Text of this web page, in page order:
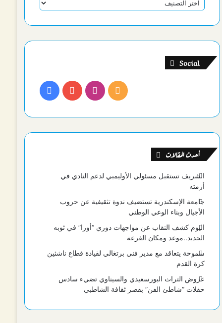
Social
فيسبوكيوتيوبانستقرامملخص
أحدث المقالات
الشريف تستقبل مسئولي الأوليمبي لدعم النادي في
أزمته
جامعة الإسكندرية تستضيف ندوة تثقيفية عن حروب
الأجيال وبناء الوعي الوطني
اليوم كشف النقاب عن مواجهات دوري “أورا” في ثوبه
الجديد..موعد ومكان القرعة
سموحة يتعاقد مع مدير فني برتغالي لقيادة قطاع ناشئين
كرة القدم
عروض التراث البورسعيدي والسيناوي تضيء سادس
حفلات “شاطئ الفن” بقصر ثقافة الشاطبي